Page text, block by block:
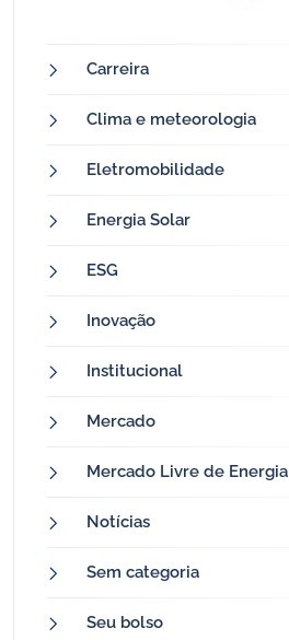
Carreira
Clima e meteorologia
Eletromobilidade
Energia Solar
ESG
Inovação
Institucional
Mercado
Mercado Livre de Energia
Notícias
Sem categoria
Seu bolso